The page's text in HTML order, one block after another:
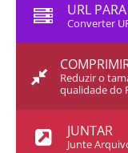
URL
Converter
Reduzir o
qualidade do
JUNTAR
Junte